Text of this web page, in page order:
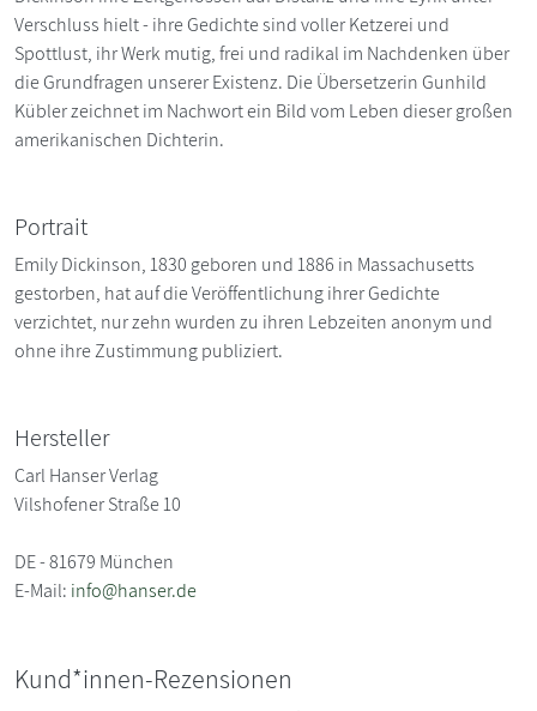
Verschluss hielt - ihre Gedichte sind voller Ketzerei und
Spottlust, ihr Werk mutig, frei und radikal im Nachdenken über
die Grundfragen unserer Existenz. Die Übersetzerin Gunhild
Kübler zeichnet im Nachwort ein Bild vom Leben dieser großen
amerikanischen Dichterin.
Portrait
Emily Dickinson, 1830 geboren und 1886 in Massachusetts
gestorben, hat auf die Veröffentlichung ihrer Gedichte
verzichtet, nur zehn wurden zu ihren Lebzeiten anonym und
ohne ihre Zustimmung publiziert.
Hersteller
Carl Hanser Verlag
Vilshofener Straße 10
DE - 81679 München
E-Mail: info@hanser.de
Kund*innen-Rezensionen